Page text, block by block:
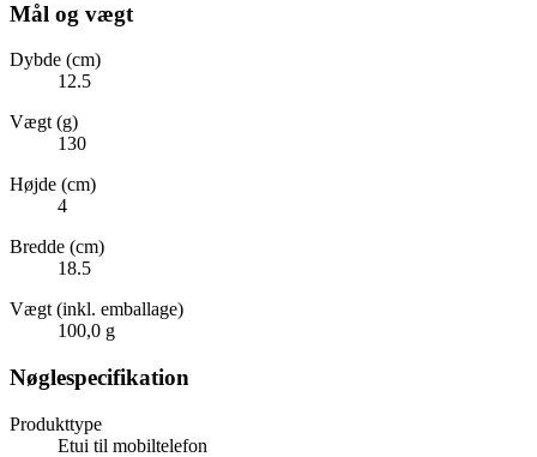
Mål og vægt
Dybde (cm)
12.5
Vægt (g)
130
Højde (cm)
4
Bredde (cm)
18.5
Vægt (inkl. emballage)
100,0 g
Nøglespecifikation
Produkttype
Etui til mobiltelefon